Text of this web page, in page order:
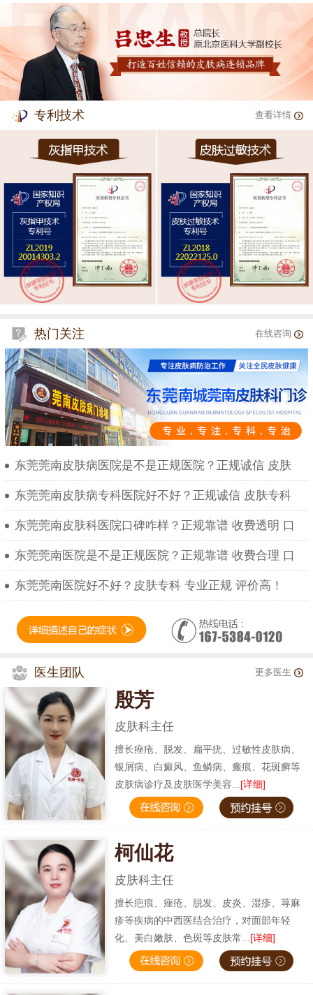
专利技术 查看详情
热门关注 在线咨询
东莞莞南皮肤病医院是不是正规医院？正规诚信 皮肤
东莞莞南皮肤病专科医院好不好？正规诚信 皮肤专科
东莞莞南皮肤科医院口碑咋样？正规靠谱 收费透明 口
东莞莞南医院是不是正规医院？正规靠谱 收费合理 口
东莞莞南医院好不好？皮肤专科 专业正规 评价高！
医生团队 更多医生
殷芳
皮肤科主任
擅长痤疮、脱发、扁平疣、过敏性皮肤病、
银屑病、白癜风、鱼鳞病、瘢痕、花斑癣等
皮肤病诊疗及皮肤医学美容... [详细]
柯仙花
皮肤科主任
擅长疤痕、痤疮、脱发、皮炎、湿疹、荨麻
疹等疾病的中西医结合治疗，对面部年轻
化、美白嫩肤、色斑等皮肤常... [详细]